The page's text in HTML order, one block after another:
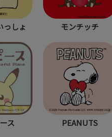
っしょ
ス
モンチッチ
PEANUTS